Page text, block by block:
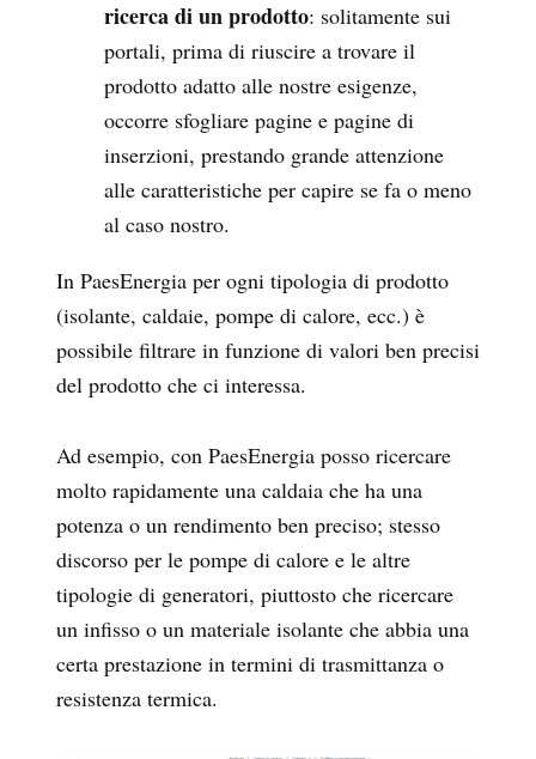
ricerca di un prodotto: solitamente sui
portali, prima di riuscire a trovare il
prodotto adatto alle nostre esigenze,
occorre sfogliare pagine e pagine di
inserzioni, prestando grande attenzione
alle caratteristiche per capire se fa o meno
al caso nostro.
In PaesEnergia per ogni tipologia di prodotto
(isolante, caldaie, pompe di calore, ecc.) è
possibile filtrare in funzione di valori ben precisi
del prodotto che ci interessa.
Ad esempio, con PaesEnergia posso ricercare
molto rapidamente una caldaia che ha una
potenza o un rendimento ben preciso; stesso
discorso per le pompe di calore e le altre
tipologie di generatori, piuttosto che ricercare
un infisso o un materiale isolante che abbia una
certa prestazione in termini di trasmittanza o
resistenza termica.